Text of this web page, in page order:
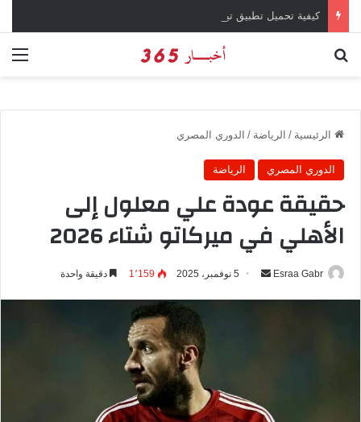
كيفية تحميل تطبيق تيمو temu للتسوق الإلكتروني عبر الإنترنت
الرئيسية / الرياضة / الدوري المصري
الدوري المصري الرياضة
حقيقة عودة علي معلول إلى
الأهلي في ميركاتو شتاء 2026
Esraa Gabr
د
5 نوفمبر، 2025 1٬159 دقيقة واحدة